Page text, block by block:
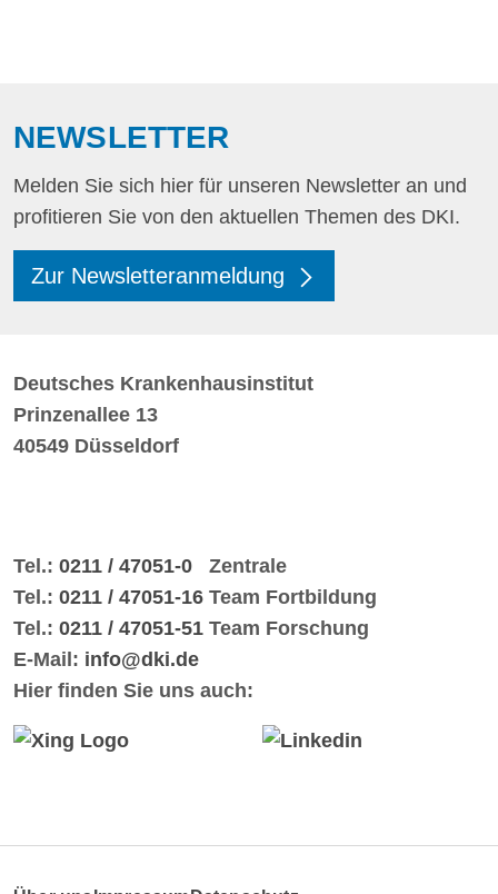
NEWSLETTER
Melden Sie sich hier für unseren Newsletter an und
profitieren Sie von den aktuellen Themen des DKI.
Zur Newsletteranmeldung
Deutsches Krankenhausinstitut
Prinzenallee 13
40549 Düsseldorf
Tel.: 0211 / 47051-0 Zentrale
Tel.: 0211 / 47051-16 Team Fortbildung
Tel.: 0211 / 47051-51 Team Forschung
E-Mail: info@dki.de
Hier finden Sie uns auch: